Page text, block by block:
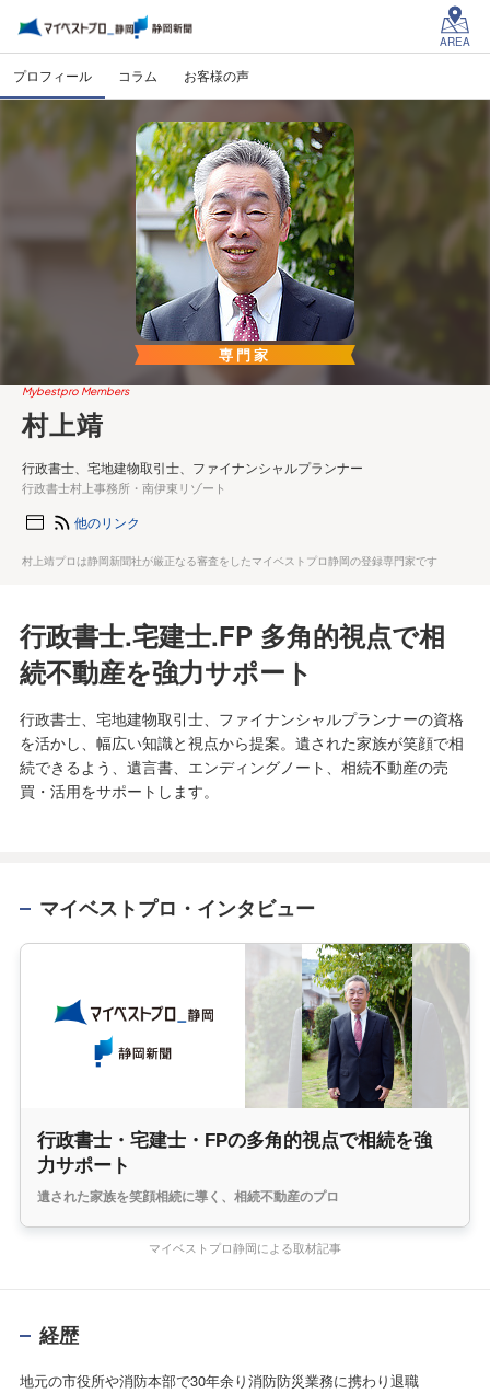
AREA
プロフィール コラム お客様の声
専門家
Mybestpro Members
村上靖
行政書士、宅地建物取引士、ファイナンシャルプランナー
行政書士村上事務所・南伊東リゾート
他のリンク
村上靖プロは静岡新聞社が厳正なる審査をしたマイベストプロ静岡の登録専門家です
行政書士.宅建士.FP 多角的視点で相
続不動産を強力サポート
行政書士、宅地建物取引士、ファイナンシャルプランナーの資格
を活かし、幅広い知識と視点から提案。遺された家族が笑顔で相
続できるよう、遺言書、エンディングノート、相続不動産の売
買・活用をサポートします。
マイベストプロ・インタビュー
行政書士・宅建士・FPの多角的視点で相続を強
力サポート
遺された家族を笑顔相続に導く、相続不動産のプロ
マイベストプロ静岡による取材記事
経歴
地元の市役所や消防本部で30年余り消防防災業務に携わり退職